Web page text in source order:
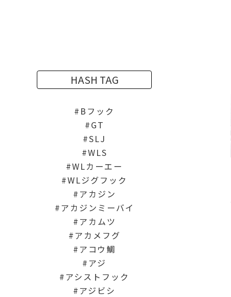
HASH TAG
Bフック
GT
SLJ
WLS
WLカーエー
WLジグフック
アカジン
アカジンミーバイ
アカムツ
アカメフグ
アコウ鯛
アジ
アシストフック
アジビシ